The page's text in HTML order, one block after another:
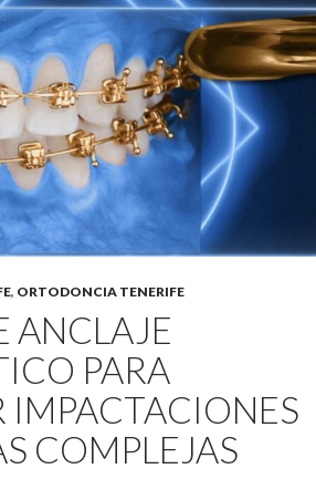
, ORTODONCIA TENERIFE
ANCLAJE
PARA
IMPACTACIONES
COMPLEJAS